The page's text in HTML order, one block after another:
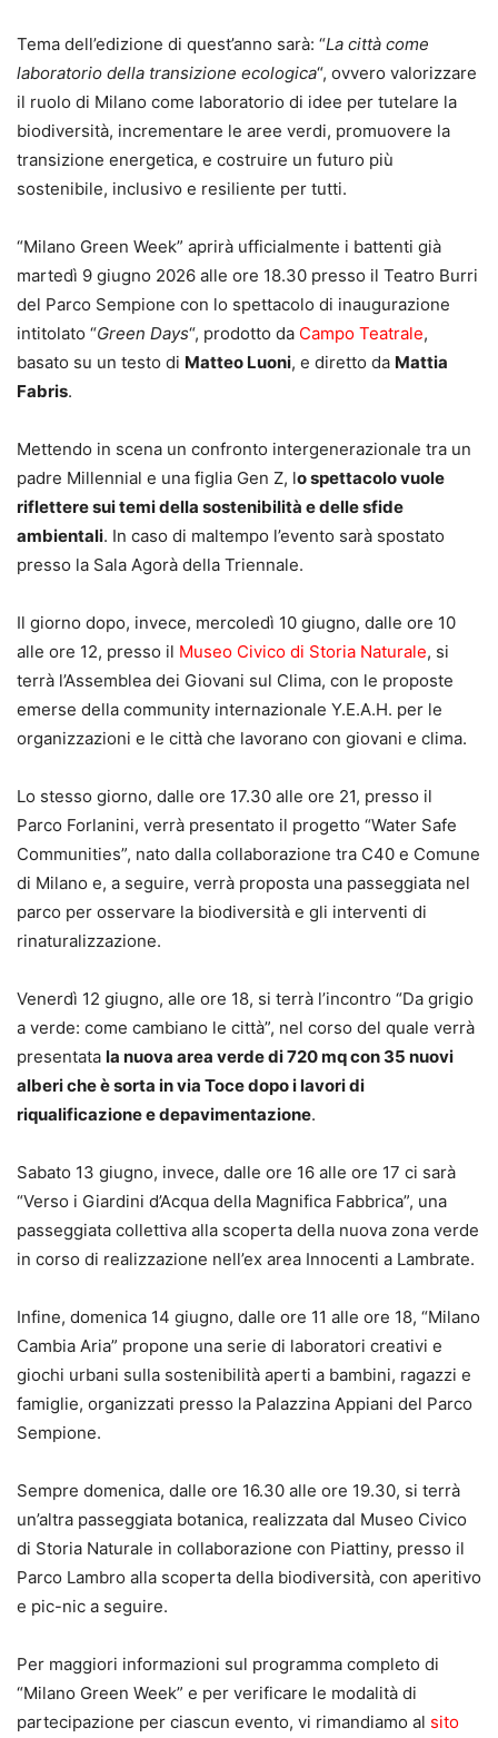
Tema dell’edizione di quest’anno sarà: “La città come
laboratorio della transizione ecologica“, ovvero valorizzare
il ruolo di Milano come laboratorio di idee per tutelare la
biodiversità, incrementare le aree verdi, promuovere la
transizione energetica, e costruire un futuro più
sostenibile, inclusivo e resiliente per tutti.
“Milano Green Week” aprirà ufficialmente i battenti già
martedì 9 giugno 2026 alle ore 18.30 presso il Teatro Burri
del Parco Sempione con lo spettacolo di inaugurazione
intitolato “Green Days“, prodotto da Campo Teatrale,
basato su un testo di Matteo Luoni, e diretto da Mattia
Fabris.
Mettendo in scena un confronto intergenerazionale tra un
padre Millennial e una figlia Gen Z, lo spettacolo vuole
riflettere sui temi della sostenibilità e delle sfide
ambientali. In caso di maltempo l’evento sarà spostato
presso la Sala Agorà della Triennale.
Il giorno dopo, invece, mercoledì 10 giugno, dalle ore 10
alle ore 12, presso il Museo Civico di Storia Naturale, si
terrà l’Assemblea dei Giovani sul Clima, con le proposte
emerse della community internazionale Y.E.A.H. per le
organizzazioni e le città che lavorano con giovani e clima.
Lo stesso giorno, dalle ore 17.30 alle ore 21, presso il
Parco Forlanini, verrà presentato il progetto “Water Safe
Communities”, nato dalla collaborazione tra C40 e Comune
di Milano e, a seguire, verrà proposta una passeggiata nel
parco per osservare la biodiversità e gli interventi di
rinaturalizzazione.
Venerdì 12 giugno, alle ore 18, si terrà l’incontro “Da grigio
a verde: come cambiano le città”, nel corso del quale verrà
presentata la nuova area verde di 720 mq con 35 nuovi
alberi che è sorta in via Toce dopo i lavori di
riqualificazione e depavimentazione.
Sabato 13 giugno, invece, dalle ore 16 alle ore 17 ci sarà
“Verso i Giardini d’Acqua della Magnifica Fabbrica”, una
passeggiata collettiva alla scoperta della nuova zona verde
in corso di realizzazione nell’ex area Innocenti a Lambrate.
Infine, domenica 14 giugno, dalle ore 11 alle ore 18, “Milano
Cambia Aria” propone una serie di laboratori creativi e
giochi urbani sulla sostenibilità aperti a bambini, ragazzi e
famiglie, organizzati presso la Palazzina Appiani del Parco
Sempione.
Sempre domenica, dalle ore 16.30 alle ore 19.30, si terrà
un’altra passeggiata botanica, realizzata dal Museo Civico
di Storia Naturale in collaborazione con Piattiny, presso il
Parco Lambro alla scoperta della biodiversità, con aperitivo
e pic-nic a seguire.
Per maggiori informazioni sul programma completo di
“Milano Green Week” e per verificare le modalità di
partecipazione per ciascun evento, vi rimandiamo al sito